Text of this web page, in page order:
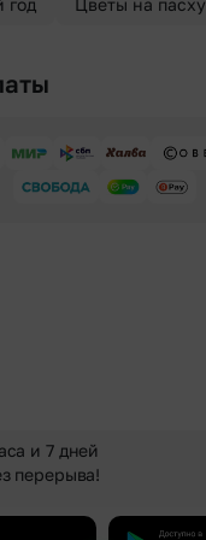
и 7 дней
перерыва!